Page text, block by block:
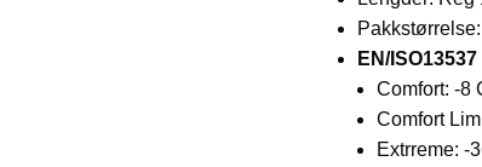
EN/ISO13537
Comfort: -8
Comfort
Extrreme: -